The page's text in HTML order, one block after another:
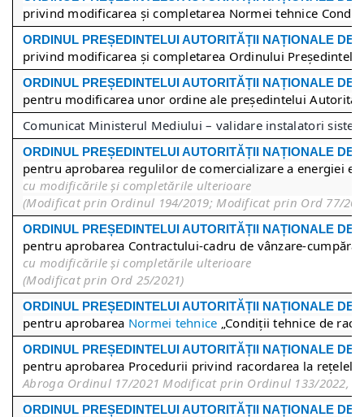
privind modificarea și completarea Normei tehnice
ORDINUL PREȘEDINTELUIAUTORITĂȚII NAȚIONALE DE
privind modificarea și completarea Ordinului
ORDINUL PREȘEDINTELUIAUTORITĂȚII NAȚIONALE DE
pentru modificarea unor ordine ale președintelui
Comunicat Ministerul Mediului – validare instalatori
ORDINUL PREȘEDINTELUIAUTORITĂȚII NAȚIONALE DE
pentru aprobarea regulilor de comercializare a energiei
cu modificările și completările ulterioare
(Modificat prin Ordinul 194/2019; Modificat prin Ord 77/
ORDINUL PREȘEDINTELUIAUTORITĂȚII NAȚIONALE DE
pentru aprobarea Contractului-cadru de vânzare-
cu modificările și completările ulterioare
(Modificat prin Ord 25/2021)
ORDINUL PREȘEDINTELUIAUTORITĂȚII NAȚIONALE DE
pentru aprobarea Normei tehnice „Condiții tehnice de
ORDINUL PREȘEDINTELUIAUTORITĂȚII NAȚIONALE DE
pentru aprobarea Procedurii privind racordarea la
Abroga Ordinul 17/2021 Modificat prin Ordinul 133/2022,
ORDINUL PREȘEDINTELUIAUTORITĂȚII NAȚIONALE DE